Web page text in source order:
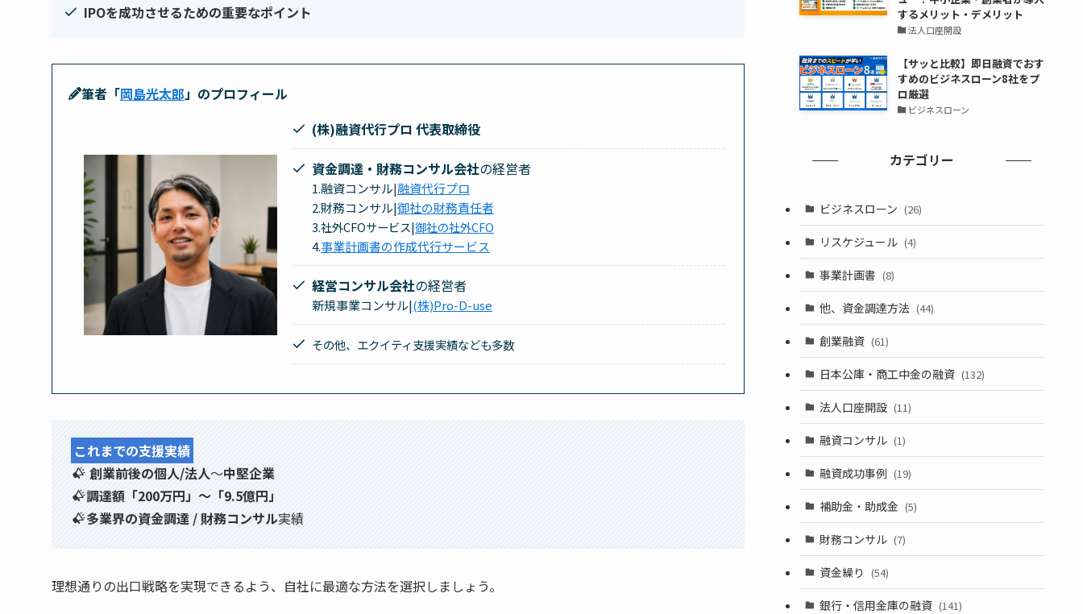
IPOを成功させるための重要なポイント
筆者「岡島光太郎」のプロフィール
(株)融資代行プロ 代表取締役
資金調達・財務コンサル会社の経営者
1.融資コンサル|融資代行プロ
2.財務コンサル|御社の財務責任者
3.社外CFOサービス|御社の社外CFO
4.事業計画書の作成代行サービス
経営コンサル会社の経営者
新規事業コンサル|(株)Pro-D-use
その他、エクイティ支援実績なども多数
これまでの支援実績
創業前後の個人/法人〜中堅企業
調達額「200万円」〜「9.5億円」
多業界の資金調達 / 財務コンサル実績
理想通りの出口戦略を実現できるよう、自社に最適な方法を選択しましょう。
するメリット・デメリット
法人口座開設
【サッと比較】即日融資でおす
すめのビジネスローン8社をプ
ロ厳選
ビジネスローン
カテゴリー
ビジネスローン (26)
リスケジュール (4)
事業計画書 (8)
他、資金調達方法 (44)
創業融資 (61)
日本公庫・商工中金の融資 (132)
法人口座開設 (11)
融資コンサル (1)
融資成功事例 (19)
補助金・助成金 (5)
財務コンサル (7)
資金繰り (54)
銀行・信用金庫の融資 (141)